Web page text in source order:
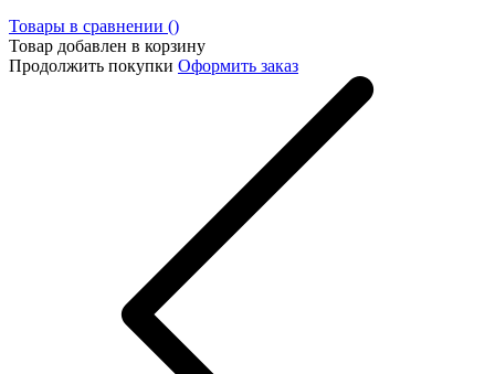
Товары в сравнении ()
Товар добавлен в корзину
Продолжить покупки Оформить заказ